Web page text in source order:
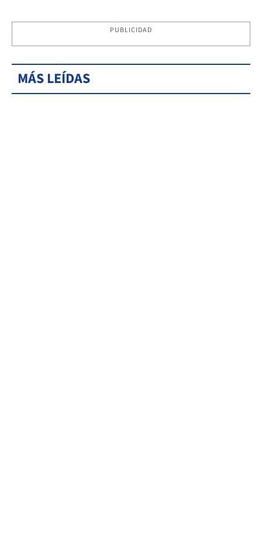
PUBLICIDAD
MÁS LEÍDAS